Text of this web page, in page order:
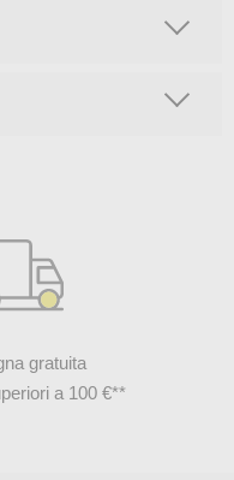
gratuita
a 100 €**